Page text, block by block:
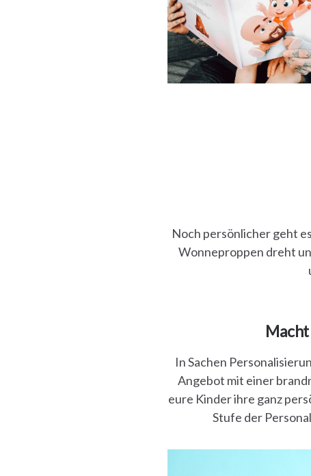
Noch persönlicher geht
Wonneproppen dreht
Macht
In Sachen
Angebot mit einer
eure Kinder ihre ganz
Stufe der